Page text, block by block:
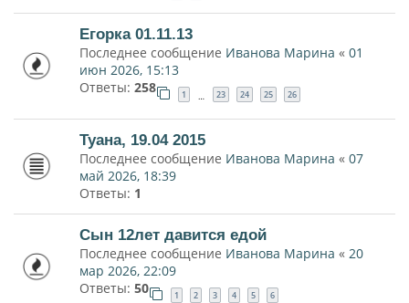
Егорка 01.11.13
Последнее сообщение Иванова Марина « 01
июн 2026, 15:13
Ответы: 258 1 … 23 24 25 26
Туана, 19.04 2015
Последнее сообщение Иванова Марина « 07
май 2026, 18:39
Ответы: 1
Сын 12лет давится едой
Последнее сообщение Иванова Марина « 20
мар 2026, 22:09
Ответы: 50 1 2 3 4 5 6